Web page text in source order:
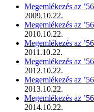
Megemlékezés az
2009.10.22.
Megemlékezés az
2010.10.22.
Megemlékezés az
2011.10.22.
Megemlékezés az
2012.10.22.
Megemlékezés az
2013.10.22.
Megemlékezés az
2014.10.22.